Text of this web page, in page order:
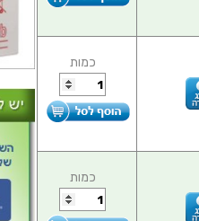
כמות
כמות